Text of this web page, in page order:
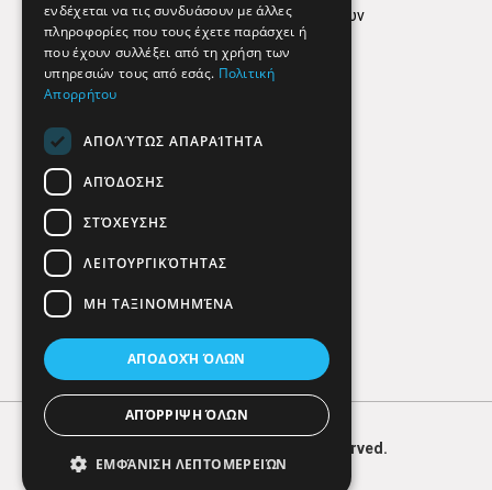
Πολιτική προστασίας δεδομένων
Findhere
Social Media
HERE. All Rights Reserved.
ενδέχεται να τις συνδυάσουν με άλλες
πληροφορίες που τους έχετε παράσχει ή
που έχουν συλλέξει από τη χρήση των
υπηρεσιών τους από εσάς. Πολιτική
Απορρήτου
ΑΠΟΛΎΤΩΣ ΑΠΑΡΑΊΤΗΤΑ
ΑΠΌΔΟΣΗΣ
ΣΤΌΧΕΥΣΗΣ
ΛΕΙΤΟΥΡΓΙΚΌΤΗΤΑΣ
ΜΗ ΤΑΞΙΝΟΜΗΜΈΝΑ
ΑΠΟΔΟΧΉ ΌΛΩΝ
ΑΠΌΡΡΙΨΗ ΌΛΩΝ
ΕΜΦΆΝΙΣΗ ΛΕΠΤΟΜΕΡΕΙΏΝ